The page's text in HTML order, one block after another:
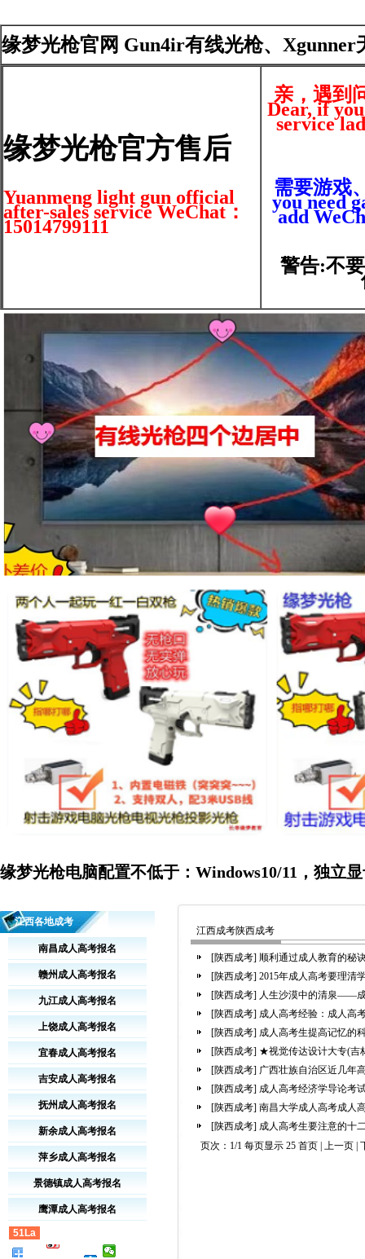
缘梦光枪官网 Gun4ir有线光枪、
缘梦光枪官方售后
Yuanmeng light gun official
after-sales service WeChat：
15014799111
亲，遇到
Dear, if
service
需要游戏
you need
add
警告:不
缘梦光枪电脑配置不低于：Windows10/11，独立
江西各地成考
南昌成人高考报名
赣州成人高考报名
九江成人高考报名
上饶成人高考报名
宜春成人高考报名
吉安成人高考报名
抚州成人高考报名
新余成人高考报名
萍乡成人高考报名
景德镇成人高考报名
鹰潭成人高考报名
51La
江西成考陕西成考
[陕西成考] 顺利通过成人教育的秘
[陕西成考] 2015年成人高考要理清
[陕西成考] 人生沙漠中的清泉——
[陕西成考] 成人高考经验：成人高
[陕西成考] 成人高考生提高记忆的
[陕西成考] ★视觉传达设计大专(吉
[陕西成考] 广西壮族自治区近几年
[陕西成考] 成人高考经济学导论考
[陕西成考] 南昌大学成人高考成人
[陕西成考] 成人高考生要注意的十
页次：1/1 每页显示 25 首页 | 上一页 |